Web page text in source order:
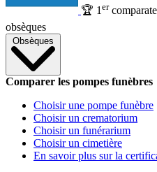
🏆 1 er
obsèques
Obsèques
Comparer les pompes funèbres
Choisir une pompe funèbre
Choisir un crematorium
Choisir un funérarium
Choisir un cimetière
En savoir plus sur la